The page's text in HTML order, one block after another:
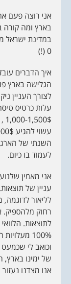
אני רוצה פעם
בארץ ומה קורה
במדינת ישראל
0 (!)
איך הדברים
עלות כרטיס
השנתי של
לעמוד בו כיום.
אני מאמין
עניין של
לליאור לדוגמה,
רחוק מלהספיק.
לתוצאות.
100%
וכואב לי
של ימינו בארץ,
אנו מצדנו